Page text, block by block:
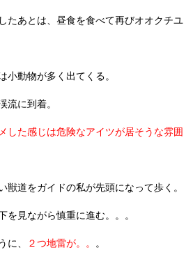
たあとは、昼食を食べて再びオオクチユ
小動物が多く出てくる。
流に到着。
した感じは危険なアイツが居そうな雰囲
獣道をガイドの私が先頭になって歩く。
を見ながら慎重に進む。。。
に、 ２つ地雷が。。 。